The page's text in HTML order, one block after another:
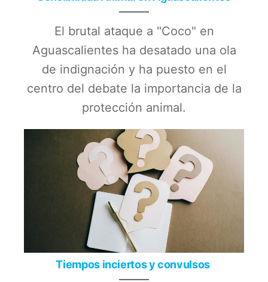
El brutal ataque a "Coco" en
Aguascalientes ha desatado una ola
de indignación y ha puesto en el
centro del debate la importancia de la
protección animal.
Tiempos inciertos y convulsos